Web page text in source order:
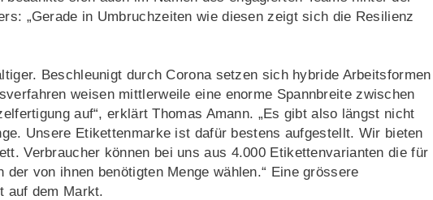
„Gerade in Umbruchzeiten wie diesen zeigt sich die Resilienz
Beschleunigt durch Corona setzen sich hybride Arbeitsformen
weisen mittlerweile eine enorme Spannbreite zwischen
auf“, erklärt Thomas Amann. „Es gibt also längst nicht
Unsere Etikettenmarke ist dafür bestens aufgestellt. Wir bieten
Verbraucher können bei uns aus 4.000 Etikettenvarianten die für
der von ihnen benötigten Menge wählen.“ Eine grössere
auf dem Markt.